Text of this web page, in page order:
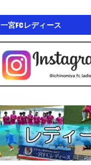
一宮FCレディース